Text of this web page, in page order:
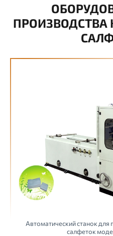
ПРОИЗВОДСТВА
Автоматический станок для
салфеток